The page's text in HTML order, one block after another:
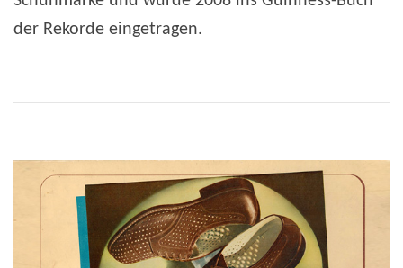
der Rekorde eingetragen.